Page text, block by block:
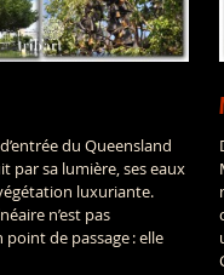
du Queensland
par sa lumière, ses eaux
luxuriante.
n’est pas
de passage : elle